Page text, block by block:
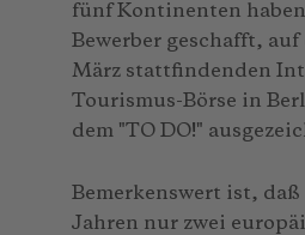
fünf Kontinenten
Bewerber geschafft,
März stattfindenden
Tourismus-Börse in
dem "TO DO!"
Bemerkenswert ist,
Jahren nur zwei